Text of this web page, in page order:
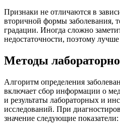
Признаки не отличаются в
вторичной формы заболевания,
градации. Иногда сложно
недостаточности, поэтому
Методы
Алгоритм определения
включает сбор информации о
и результаты лабораторных и
исследований. При
значение следующие показатели: